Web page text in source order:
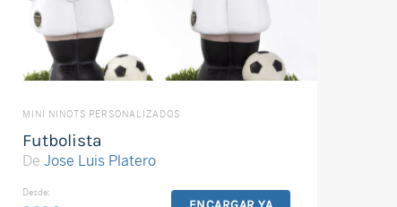
MINI NINOTS PERSONALIZADOS
Futbolista
De Jose Luis Platero
Desde: